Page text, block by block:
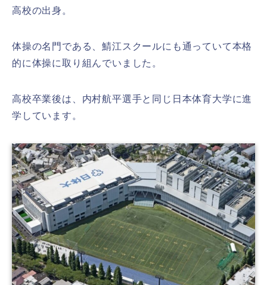
高校の出身。
体操の名門である、鯖江スクールにも通っていて本格
的に体操に取り組んでいました。
高校卒業後は、内村航平選手と同じ日本体育大学に進
学しています。